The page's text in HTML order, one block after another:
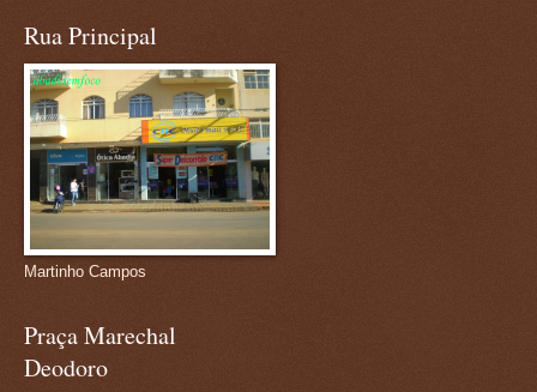
Rua Principal
Martinho Campos
Praça Marechal
Deodoro